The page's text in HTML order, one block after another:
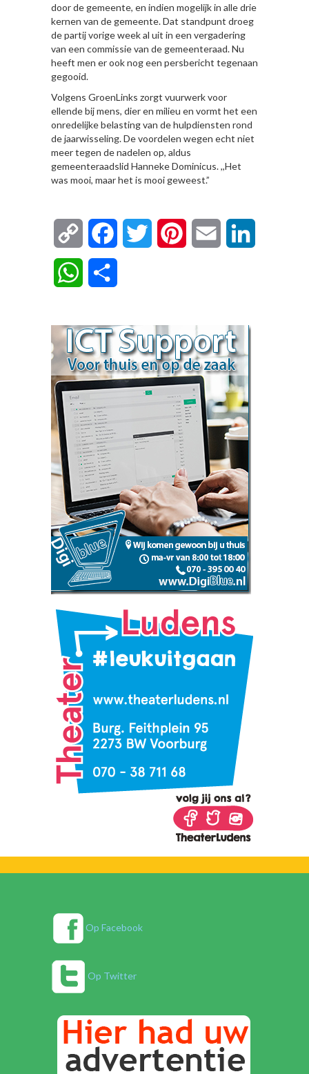
door de gemeente, en indien mogelijk in alle drie
kernen van de gemeente. Dat standpunt droeg
de partij vorige week al uit in een vergadering
van een commissie van de gemeenteraad. Nu
heeft men er ook nog een persbericht tegenaan
gegooid.
Volgens GroenLinks zorgt vuurwerk voor
ellende bij mens, dier en milieu en vormt het een
onredelijke belasting van de hulpdiensten rond
de jaarwisseling. De voordelen wegen echt niet
meer tegen de nadelen op, aldus
gemeenteraadslid Hanneke Dominicus. ,,Het
was mooi, maar het is mooi geweest.”
Copy
Link
FacebookTwitter Pinterest Email
WhatsApp
Op Facebook
Op Twitter